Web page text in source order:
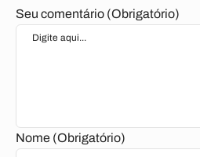
Seu comentário (Obrigatório)
Nome (Obrigatório)